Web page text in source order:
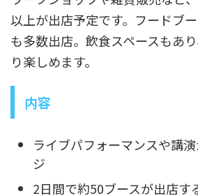
以上が出店予定です。フードブ
も多数出店。飲食スペースもあ
り楽しめます。
内容
ライブパフォーマンスや講
ジ
2日間で約50ブースが出店す